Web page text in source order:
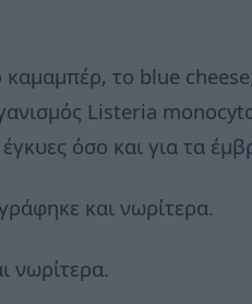
το blue
Listeria
όσο και για τα
και νωρίτερα.
νωρίτερα.